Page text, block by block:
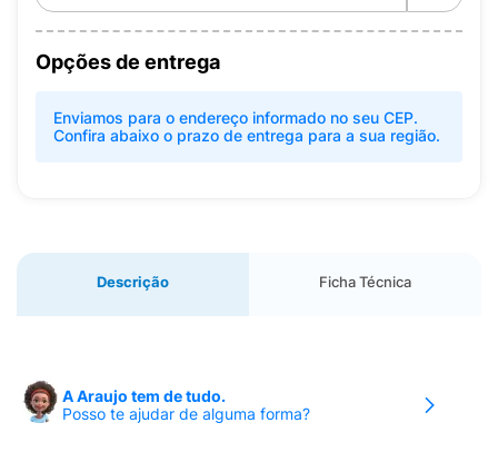
Opções de entrega
Enviamos para o endereço informado no seu CEP.
Confira abaixo o prazo de entrega para a sua região.
Descrição Ficha Técnica
A Araujo tem de tudo.
Posso te ajudar de alguma forma?